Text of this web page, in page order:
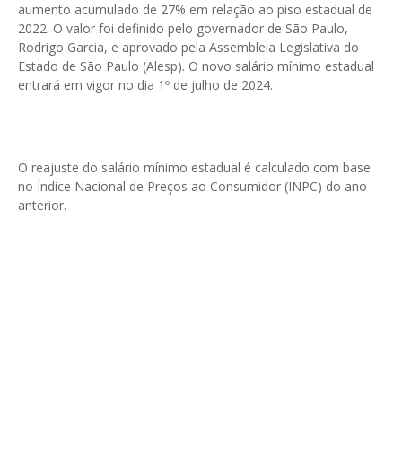
aumento acumulado de 27% em relação ao piso estadual de
2022. O valor foi definido pelo governador de São Paulo,
Rodrigo Garcia, e aprovado pela Assembleia Legislativa do
Estado de São Paulo (Alesp). O novo salário mínimo estadual
entrará em vigor no dia 1º de julho de 2024.
O reajuste do salário mínimo estadual é calculado com base
no Índice Nacional de Preços ao Consumidor (INPC) do ano
anterior.